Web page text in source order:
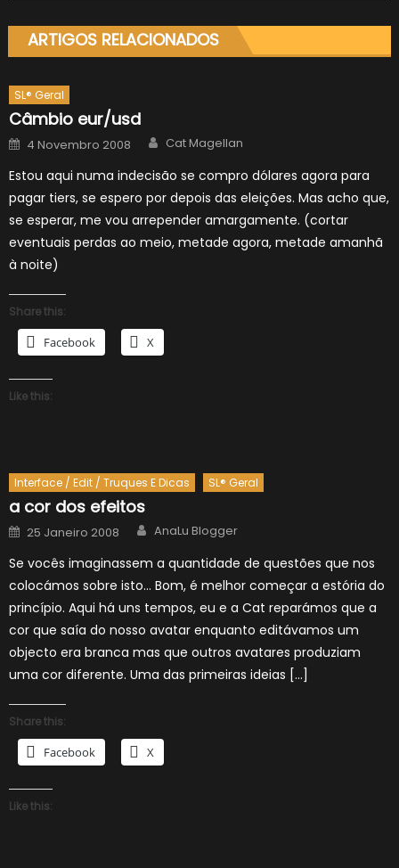
ARTIGOS RELACIONADOS
SL® Geral
Câmbio eur/usd
Posted
on
4 Novembro 2008 Author
Cat Magellan
Estou aqui numa indecisão se compro dólares agora para
pagar tiers, se espero por depois das eleições. Mas acho que,
se esperar, me vou arrepender amargamente. (cortar
eventuais perdas ao meio, metade agora, metade amanhã
à noite)
Share this:
Facebook X
Like this:
Interface / Edit / Truques E Dicas SL® Geral
a cor dos efeitos
Posted
on
25 Janeiro 2008 Author
AnaLu Blogger
Se vocês imaginassem a quantidade de questões que nos
colocámos sobre isto… Bom, é melhor começar a estória do
princípio. Aqui há uns tempos, eu e a Cat reparámos que a
cor que saía do nosso avatar enquanto editávamos um
objecto era branca mas que outros avatares produziam
uma cor diferente. Uma das primeiras ideias […]
Share this:
Facebook X
Like this: